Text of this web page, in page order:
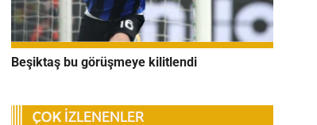
Beşiktaş bu görüşmeye kilitlendi